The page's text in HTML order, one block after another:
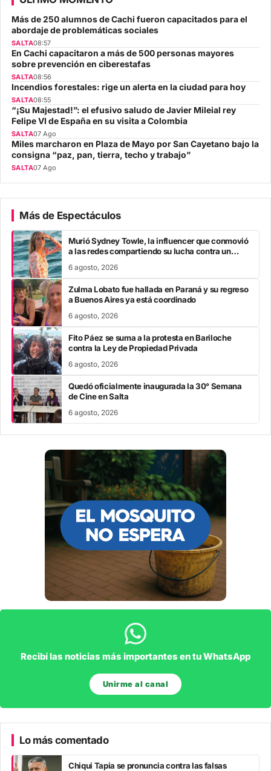
Más de 250 alumnos de Cachi fueron capacitados para el
abordaje de problemáticas sociales
SALTA08:57
En Cachi capacitaron a más de 500 personas mayores
sobre prevención en ciberestafas
SALTA08:56
Incendios forestales: rige un alerta en la ciudad para hoy
SALTA08:55
“¡Su Majestad!”: el efusivo saludo de Javier Mileial rey
Felipe VI de España en su visita a Colombia
SALTA07 Ago
Miles marcharon en Plaza de Mayo por San Cayetano bajo la
consigna “paz, pan, tierra, techo y trabajo”
SALTA07 Ago
Más de Espectáculos
Murió Sydney Towle, la influencer que conmovió
a las redes compartiendo su lucha contra un
6 agosto, 2026
Zulma Lobato fue hallada en Paraná y su regreso
a Buenos Aires ya está coordinado
6 agosto, 2026
Fito Páez se suma a la protesta en Bariloche
contra la Ley de Propiedad Privada
6 agosto, 2026
Quedó oficialmente inaugurada la 30° Semana
de Cine en Salta
6 agosto, 2026
Recibí las noticias más importantes en tu WhatsApp
Unirme al canal
Lo más comentado
Chiqui Tapia se pronuncia contra las falsas